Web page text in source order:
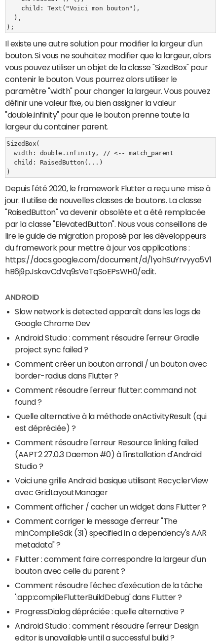
Il existe une autre solution pour modifier la largeur d'un
bouton. Si vous ne souhaitez modifier que la largeur, alors
vous pouvez utiliser un objet de la classe "SizedBox" pour
contenir le bouton. Vous pourrez alors utiliser le
paramètre "width" pour changer la largeur. Vous pouvez
définir une valeur fixe, ou bien assigner la valeur
"double.infinity" pour que le bouton prenne toute la
largeur du container parent.
SizedBox(
  width: double.infinity, // <-- match_parent
Depuis l'été 2020, le framework Flutter a reçu une mise à
jour. Il utilise de nouvelles classes de boutons. La classe
"RaisedButton" va devenir obsolète et a été remplacée
par la classe "ElevatedButton". Nous vous conseillons de
lire le guide de migration proposé par les développeurs
du framework pour mettre à jour vos applications :
https://docs.google.com/document/d/1yohSuYrvyya5V1
hB6j9pJskavCdVq9sVeTqSoEPsWH0/edit.
ANDROID
Slow network is detected apparaît dans les logs de
Google Chrome Dev
Android Studio : comment résoudre l'erreur Gradle
project sync failed ?
Comment créer un bouton arrondi / un bouton avec
border-radius dans Flutter ?
Comment résoudre l'erreur flutter: command not
found ?
Quelle alternative à la méthode onActivityResult (qui
est dépréciée) ?
Comment résoudre l'erreur Resource linking failed
(AAPT2 27.0.3 Daemon #0) à l'installation d'Android
Studio ?
Voici une grille Android basique utilisant RecyclerView
avec GridLayoutManager
Comment afficher / cacher un widget dans Flutter ?
Comment corriger le message d'erreur "The
minCompileSdk (31) specified in a dependency's AAR
metadata" ?
Flutter : comment faire correspondre la largeur d'un
bouton avec celle du parent ?
Comment résoudre l'échec d'exécution de la tâche
':app:compileFlutterBuildDebug' dans Flutter ?
ProgressDialog dépréciée : quelle alternative ?
Android Studio : comment résoudre l'erreur Design
editor is unavailable until a successful build ?